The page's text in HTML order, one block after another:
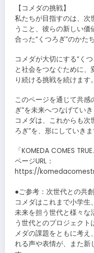
【コメダの挑戦】
私たちが目指すのは、次
うこと、彼らの新しい
合った“くつろぎ”のかた
コメダが大切にする“く
と社会をつなぐために
り続ける挑戦を続けます。
このページを通じて共感
ぎ”を未来へつなげていき
コメダは、これからも次
ろぎ”を、形にしていきま
「KOMEDA COMES
ページURL：
https://
●ご参考：次世代との共
コメダはこれまで小学生
未来を担う世代と様々な
う世代とのプロジェクト
メダの課題をともに考え
れる声や表情が、また新